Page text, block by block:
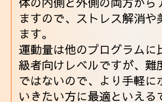
ますので、ストレス解消や
ます。
運動量は他のプログラムに
級者向けレベルですが、難
ではないので、より手軽に
いきたい方に最適といえる